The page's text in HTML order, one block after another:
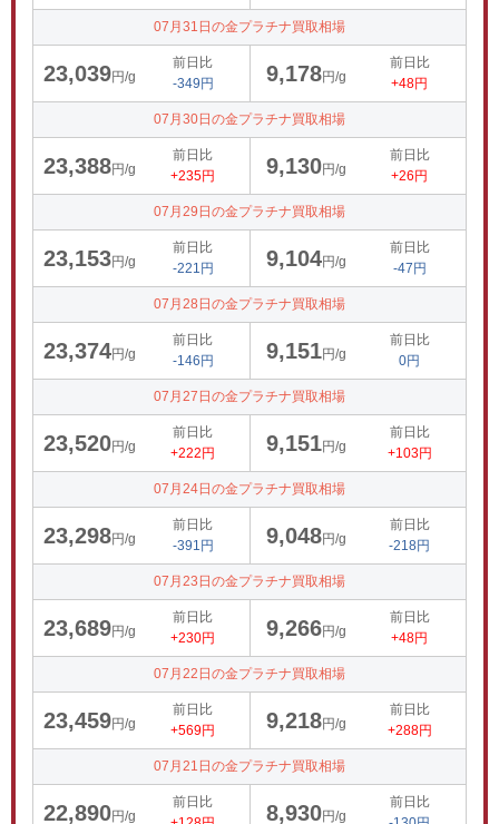
07月31日の金プラチナ買取相場
23,039円/g
前日比
-349円
9,178円/g
前日比
+48円
07月30日の金プラチナ買取相場
23,388円/g
前日比
+235円
9,130円/g
前日比
+26円
07月29日の金プラチナ買取相場
23,153円/g
前日比
-221円
9,104円/g
前日比
-47円
07月28日の金プラチナ買取相場
23,374円/g
前日比
-146円
9,151円/g
前日比
0円
07月27日の金プラチナ買取相場
23,520円/g
前日比
+222円
9,151円/g
前日比
+103円
07月24日の金プラチナ買取相場
23,298円/g
前日比
-391円
9,048円/g
前日比
-218円
07月23日の金プラチナ買取相場
23,689円/g
前日比
+230円
9,266円/g
前日比
+48円
07月22日の金プラチナ買取相場
23,459円/g
前日比
+569円
9,218円/g
前日比
+288円
07月21日の金プラチナ買取相場
22,890円/g
前日比
8,930円/g
前日比